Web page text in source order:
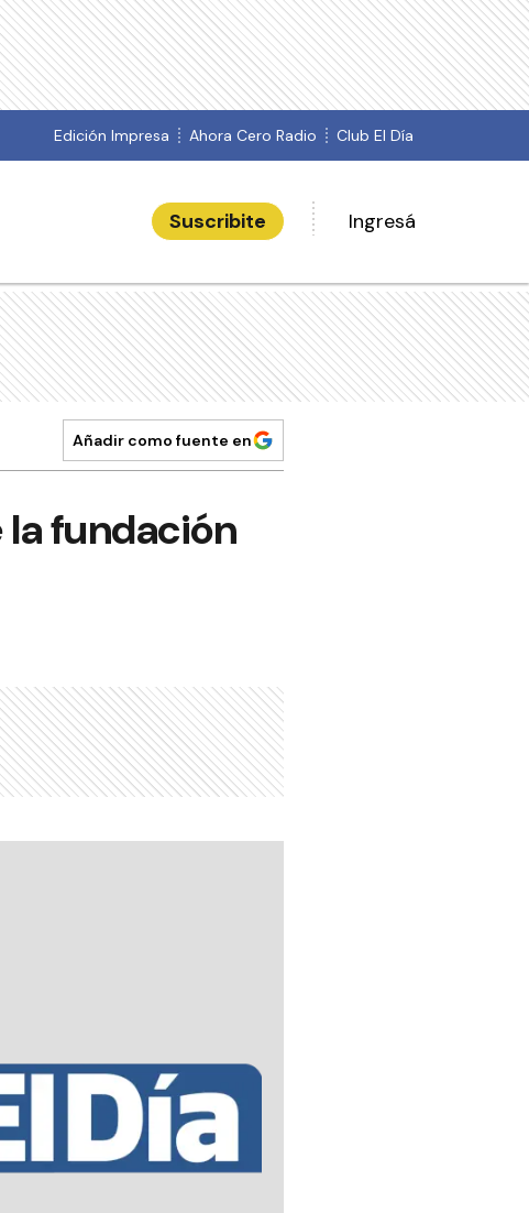
Edición Impresa Ahora Cero Radio Club El Día
Suscribite Ingresá
Añadir como fuente en
fundación